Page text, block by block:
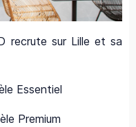
recrute sur Lille et sa
Essentiel
Premium